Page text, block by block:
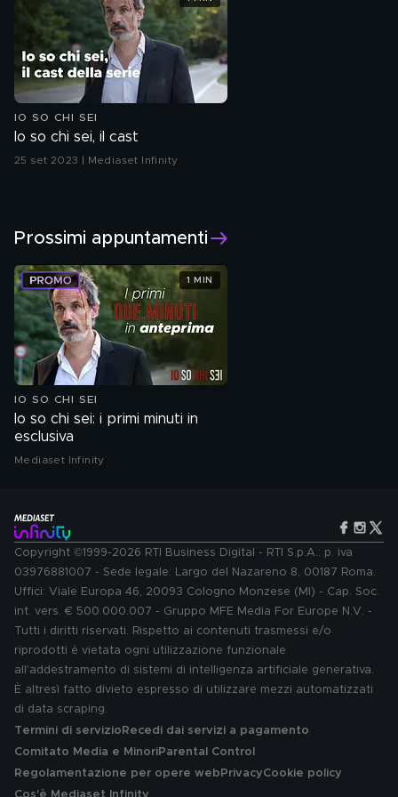
IO SO CHI SEI
Io so chi sei, il cast
25 set 2023 | Mediaset Infinity
Prossimi appuntamenti
IO SO CHI SEI
Io so chi sei: i primi minuti in
esclusiva
Mediaset Infinity
1 MIN
Copyright ©1999-2026 RTI Business Digital - RTI S.p.A.: p. iva
03976881007 - Sede legale: Largo del Nazareno 8, 00187 Roma.
Uffici: Viale Europa 46, 20093 Cologno Monzese (MI) - Cap. Soc.
int. vers. € 500.000.007 - Gruppo MFE Media For Europe N.V. -
Tutti i diritti riservati. Rispetto ai contenuti trasmessi e/o
riprodotti è vietata ogni utilizzazione funzionale
all'addestramento di sistemi di intelligenza artificiale generativa.
È altresì fatto divieto espresso di utilizzare mezzi automatizzati
di data scraping.
Termini di servizio Recedi dai servizi a pagamento
Comitato Media e MinoriParental Control
Regolamentazione per opere web PrivacyCookie policy